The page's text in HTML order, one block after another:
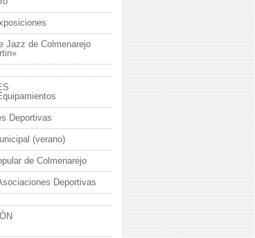
Jazz de Colmenarejo
Deportivas
(verano)
de Colmenarejo
Deportivas